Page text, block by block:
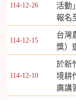
114-12-26
活動
報名
114-12-15
台灣
獎）
114-12-10
於新
境耕
廣講